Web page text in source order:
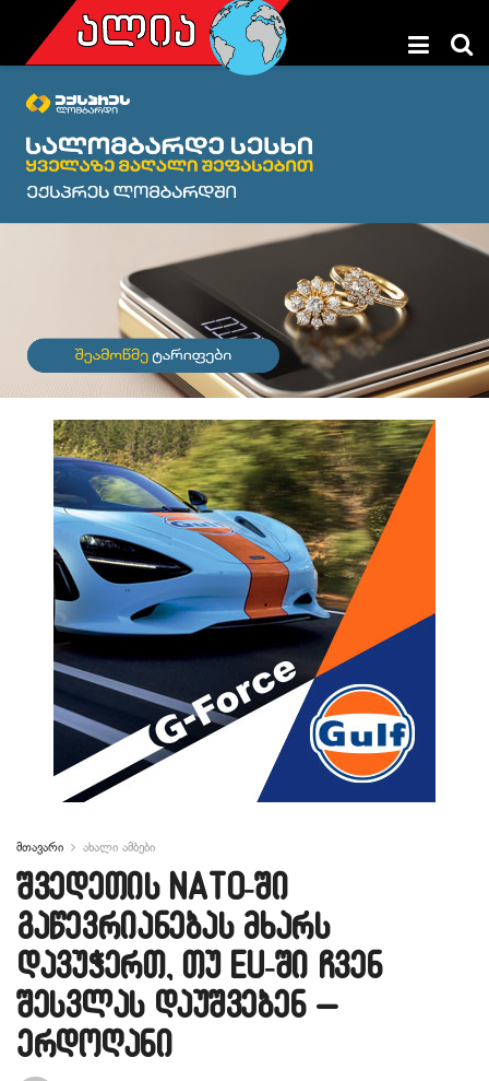
მთავარი ახალი ამბები
შვედეთის NATO-ში
გაწევრიანებას მხარს
დავუჭერთ, თუ EU-ში ჩვენ
შესვლას დაუშვებენ –
ერდოღანი